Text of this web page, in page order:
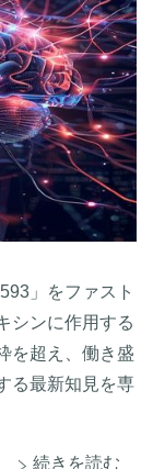
」をファスト
シンに作用する
を超え、働き盛
る最新知見を専
続きを読む